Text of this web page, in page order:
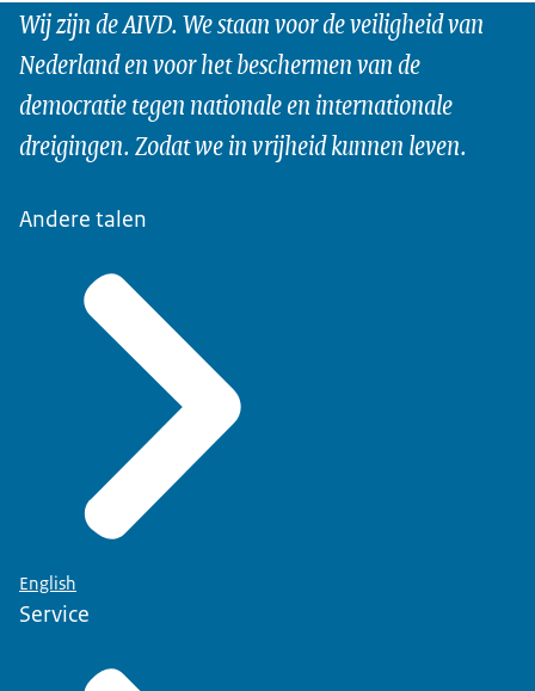
Wij zijn de AIVD. We staan voor de veiligheid van
Nederland en voor het beschermen van de
democratie tegen nationale en internationale
dreigingen. Zodat we in vrijheid kunnen leven.
Andere talen
English
Service